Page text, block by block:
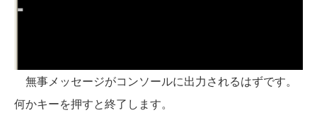
無事メッセージがコンソールに出力されるはずです。
何かキーを押すと終了します。